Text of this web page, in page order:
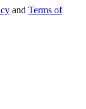
and Terms of